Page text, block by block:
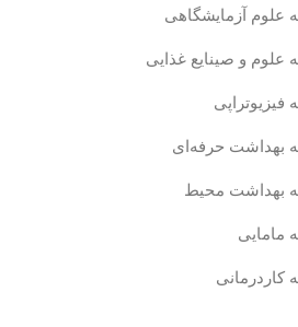
علوم آزمایشگاهی
علوم و صینایع غذایی
فیزیوتراپی
بهداشت حرفه‌ای
بهداشت محیط
مامایی
کاردرمانی